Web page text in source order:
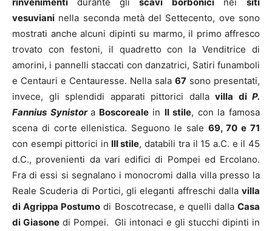
vesuviani nella seconda metà del Settecento, ove sono
mostrati anche alcuni dipinti su marmo, il primo affresco
trovato con festoni, il quadretto con la Venditrice di
amorini, i pannelli staccati con danzatrici, Satiri funamboli
e Centauri e Centauresse. Nella sala 67 sono presentati,
invece, gli splendidi apparati pittorici dalla villa di P.
Fannius Synistor a Boscorealein II stile, con la famosa
scena di corte ellenistica. Seguono le sale 69, 70 e 71
con esempi pittorici in III stile, databili tra il 15 a.C. e il 45
d.C., provenienti da vari edifici di Pompei ed Ercolano.
Fra di essi si segnalano i monocromi dalla villa presso la
Reale Scuderia di Portici, gli eleganti affreschi dalla villa
di Agrippa Postumo di Boscotrecase, e quelli dalla Casa
di Giasone di Pompei. Gli intonaci e gli stucchi dipinti in